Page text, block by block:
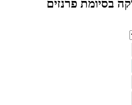
פרנזים